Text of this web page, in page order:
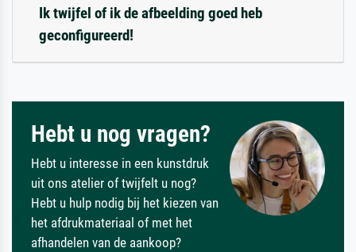
Ik twijfel of ik de afbeelding goed heb
geconfigureerd!
Hebt u nog vragen?
Hebt u interesse in een kunstdruk
uit ons atelier of twijfelt u nog?
Hebt u hulp nodig bij het kiezen van
het afdrukmateriaal of met het
afhandelen van de aankoop?